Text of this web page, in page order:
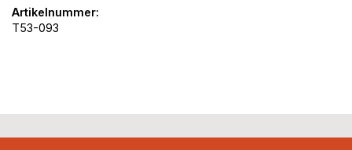
Artikelnummer:
T53-093